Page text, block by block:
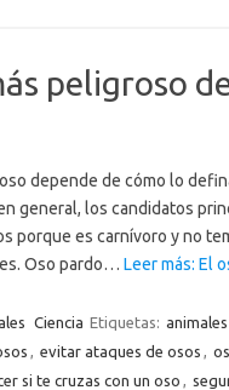
peligroso
depende de cómo lo
general, los candidatos
porque es carnívoro y no
Oso pardo… Leer más: El
Ciencia Etiquetas:
, evitar ataques de osos ,
si te cruzas con un oso ,